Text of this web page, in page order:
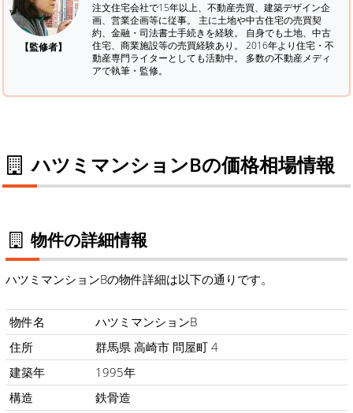
【監修者】
注文住宅会社で15年以上、不動産売買、建築デザイン企
画、営業企画等に従事。 主に土地や中古住宅の売買契
約、金融・司法書士手続きを経験。 自身でも土地、中古
住宅、商業施設等の売買経験あり。 2016年より住宅・不
動産専門ライターとしても活動中。 多数の不動産メディ
アで執筆・監修。
ハツミマンションBの価格相場情報
物件の詳細情報
ハツミマンションBの物件詳細は以下の通りです。
物件名
ハツミマンションB
住所
群馬県 高崎市 問屋町 4
建築年
1995年
構造
鉄骨造